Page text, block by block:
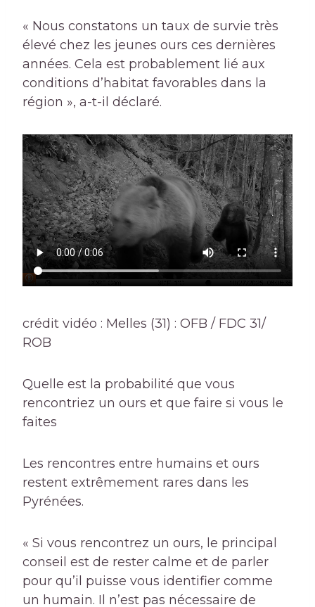
« Nous constatons un taux de survie très
élevé chez les jeunes ours ces dernières
années. Cela est probablement lié aux
conditions d’habitat favorables dans la
région », a-t-il déclaré.
crédit vidéo : Melles (31) : OFB / FDC 31/
ROB
Quelle est la probabilité que vous
rencontriez un ours et que faire si vous le
faites
Les rencontres entre humains et ours
restent extrêmement rares dans les
Pyrénées.
« Si vous rencontrez un ours, le principal
conseil est de rester calme et de parler
pour qu’il puisse vous identifier comme
un humain. Il n’est pas nécessaire de